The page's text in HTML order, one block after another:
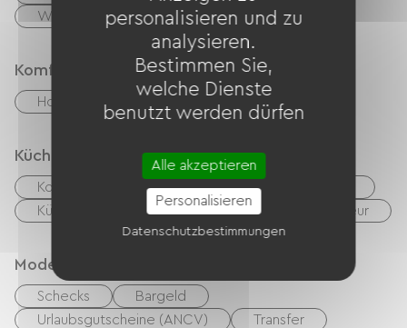
Wohnzimmer / Aufenthaltsraum
Komfort
Holzofen
Küche
Kochnische Mikrowelle
Kühlschrank
Congélateur
Modes de paiement
Schecks
Bargeld
Urlaubsgutscheine (ANCV)
Transfer
personalisieren und zu
analysieren.
Bestimmen Sie,
welche Dienste
benutzt werden dürfen
Alle akzeptieren
Personalisieren
Datenschutzbestimmungen